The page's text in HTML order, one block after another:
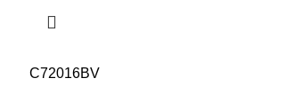
C72016BV